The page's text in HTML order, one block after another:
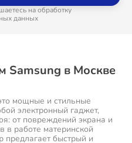
на обработку
данных
Samsung в Москве
мощные и стильные
электронный гаджет,
от повреждений экрана и
в работе материнской
предлагает быстрый и